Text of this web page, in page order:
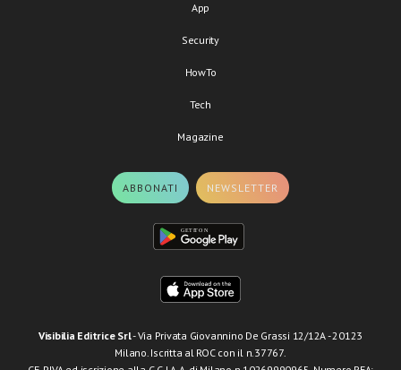
App
Security
HowTo
Tech
Magazine
ABBONATI NEWSLETTER
Visibilia Editrice Srl- Via Privata Giovannino De Grassi 12/12A - 20123
Milano. Iscritta al ROC con il n.37767.